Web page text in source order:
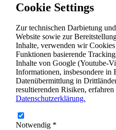
Cookie Settings
Zur technischen Darbietung
Website sowie zur
Inhalte, verwenden wir
Funktionen basierende
Inhalte von Google (Youtube-
Informationen, insbesondere in
Datenübermittlung in
resultierenden Risiken, erfahren
Datenschutzerklärung.
Notwendig *